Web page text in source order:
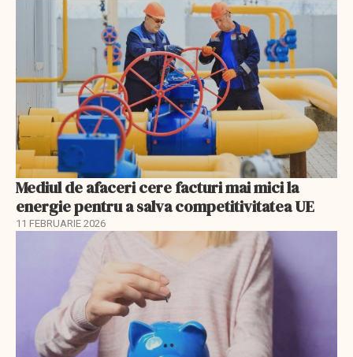
Mediul de afaceri cere facturi mai mici la
energie pentru a salva competitivitatea UE
11 FEBRUARIE 2026